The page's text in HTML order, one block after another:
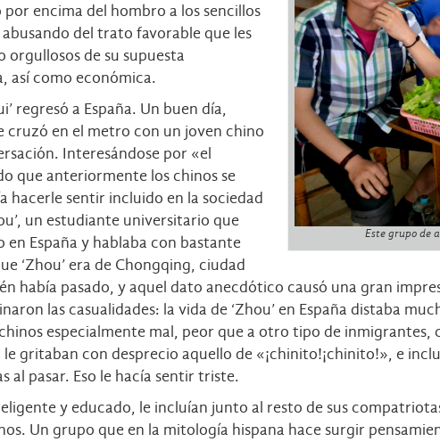
Este grupo de
encima del hombro a los sencillos
del trato favorable que les
orgullosos de su supuesta
así como económica.
regresó a España. Un buen día,
cruzó en el metro con un joven chino
Interesándose por «el
que anteriormente los chinos se
hacerle sentir incluido en la sociedad
un estudiante universitario que
en España y hablaba con bastante
‘Zhou’ era de Chongqing, ciudad
había pasado, y aquel dato anecdótico causó una gran
las casualidades: la vida de ‘Zhou’ en España distaba
especialmente mal, peor que a otro tipo de inmigrantes,
gritaban con desprecio aquello de «¡chinito!¡chinito!», e
al pasar. Eso le hacía sentir triste.
y educado, le incluían junto al resto de sus
Un grupo que en la mitología hispana hace surgir